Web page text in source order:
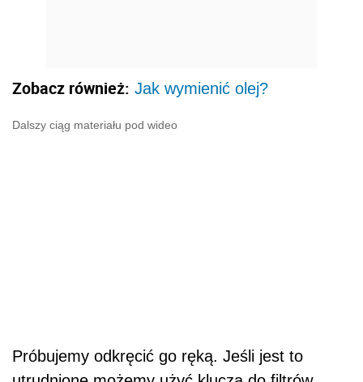
Zobacz również: Jak wymienić olej?
Dalszy ciąg materiału pod wideo
Próbujemy odkręcić go ręką. Jeśli jest to